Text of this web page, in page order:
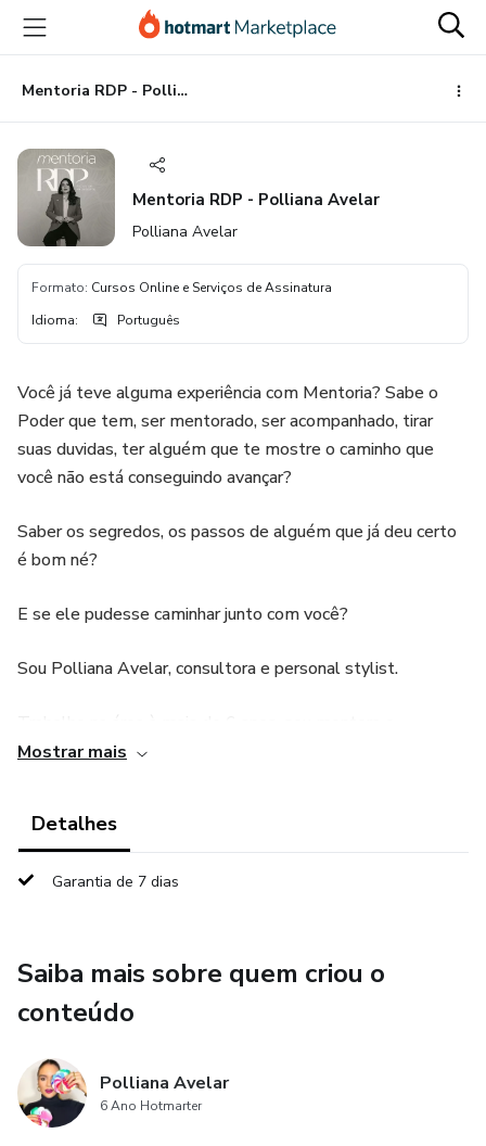
para
conteúdo
principal
para
pagamento
para
rodapé
Mentoria RDP - Polliana Avelar
Mentoria RDP - Polliana Avelar
Polliana Avelar
Formato: Cursos Online e Serviços de Assinatura
Idioma: Português
Você já teve alguma experiência com Mentoria? Sabe o
Poder que tem, ser mentorado, ser acompanhado, tirar
suas duvidas, ter alguém que te mostre o caminho que
você não está conseguindo avançar?
Saber os segredos, os passos de alguém que já deu certo
é bom né?
E se ele pudesse caminhar junto com você?
Sou Polliana Avelar, consultora e personal stylist.
professora de mais de 500 mulheres espalhadas pelo
Posso te ajudar a começar, a avançar, a tornar seguidores
transição de carreira, ter tempo de qualidade e fazer sua
Teremos encontros marcados com data e horário.
Eu ou minha equipe entrará em contato com você assim
que efetuar a sua compra. Vamos entender um pouco mais
do que você precisa, e deixaremos tudo marcadinho.
Mostrar mais
Detalhes
Garantia de 7 dias
Saiba mais sobre quem criou o
conteúdo
Polliana Avelar
6 Ano Hotmarter